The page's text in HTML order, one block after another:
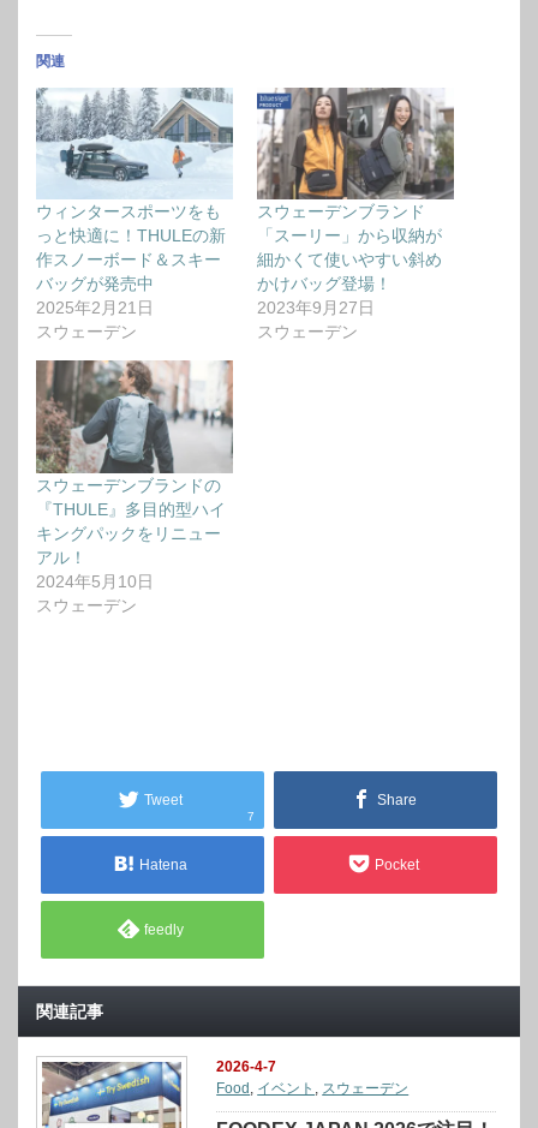
関連
ウィンタースポーツをも
っと快適に！THULEの新
作スノーボード＆スキー
バッグが発売中
2025年2月21日
スウェーデン
スウェーデンブランド
「スーリー」から収納が
細かくて使いやすい斜め
かけバッグ登場！
2023年9月27日
スウェーデン
スウェーデンブランドの
『THULE』多⽬的型ハイ
キングパックをリニュー
アル！
2024年5月10日
スウェーデン
Tweet
7
Share
Hatena Pocket
feedly
関連記事
2026-4-7
Food , イベント , スウェーデン